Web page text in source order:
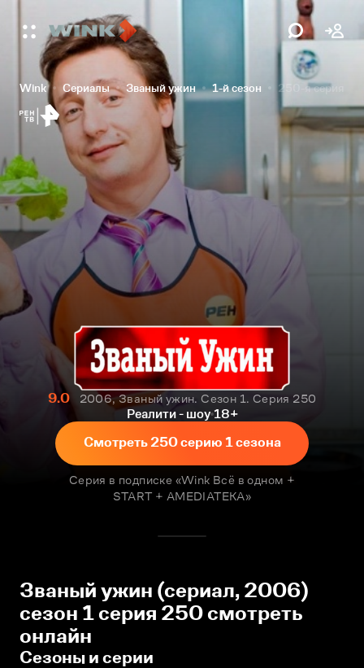
Wink Сериалы Званый ужин 1-й сезон 250-я серия
9.0
2006, Званый ужин. Сезон 1. Серия 250
Реалити - шоу 18+
Смотреть 250 серию 1 сезона
Серия в подписке «Wink Всё в одном +
START + AMEDIATEKA»
Званый ужин (сериал, 2006)
сезон 1 серия 250 смотреть
онлайн
Сезоны и серии